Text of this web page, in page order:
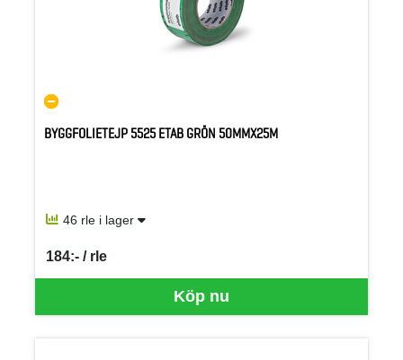
BYGGFOLIETEJP 5525 ETAB GRÖN 50MMX25M
46 rle i lager
Köp nu
184:- / rle
SEK per RLE